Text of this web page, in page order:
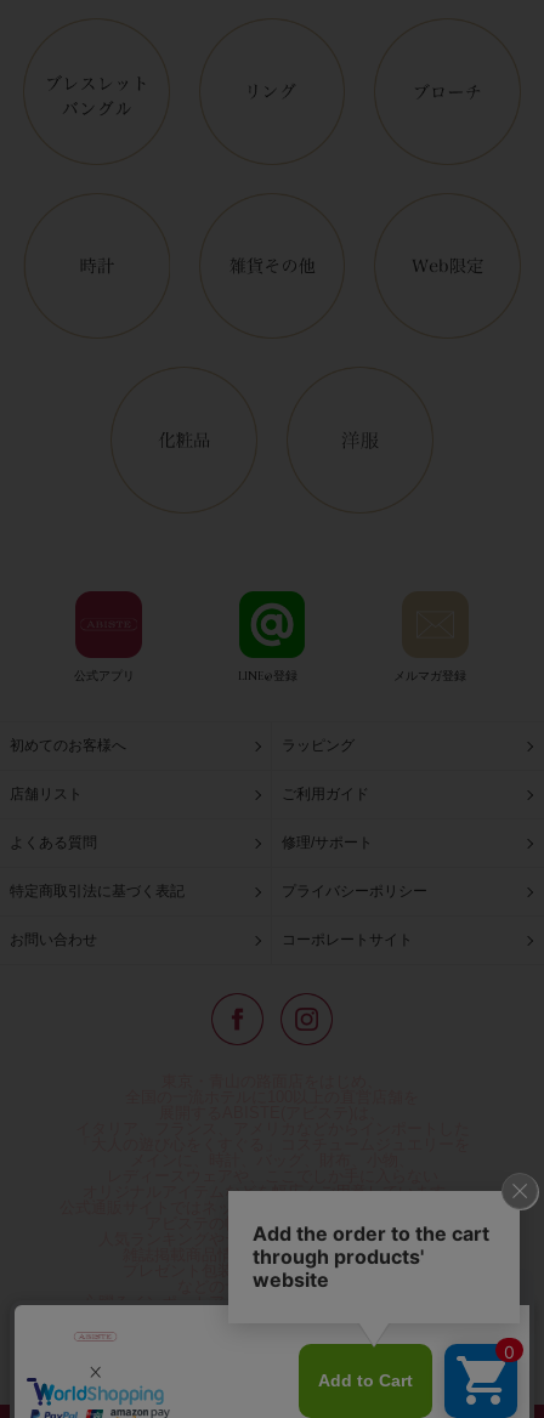
公式アプリ LINE@登録 メルマガ登録
初めてのお客様へ ラッピング
店舗リスト ご利用ガイド
よくある質問 修理/サポート
特定商取引法に基づく表記 プライバシーポリシー
お問い合わせ コーポレートサイト
オリジナルアイテムなどを幅広くご用意しています。
アビステの幅広い商品を取り揃え、
人気ランキングやテレビなどメディア着用商品、
雑誌掲載商品情報を紹介するコンテンツ、
プレゼント包装無料や独自のポイント還元
などのサービスをご提供。
心躍るインポートアクセサリーや時計、小物などで、
夢やときめきを与えられるよう願っています。
◆ギフトラッピング無料/11,000円以上のご注文で送料無料◆